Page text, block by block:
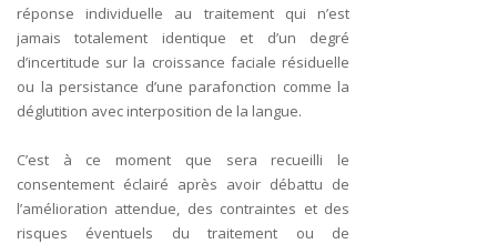
réponse individuelle au traitement qui n’est
jamais totalement identique et d’un degré
d’incertitude sur la croissance faciale résiduelle
ou la persistance d’une parafonction comme la
déglutition avec interposition de la langue.
C’est à ce moment que sera recueilli le
consentement éclairé après avoir débattu de
l’amélioration attendue, des contraintes et des
risques éventuels du traitement ou de